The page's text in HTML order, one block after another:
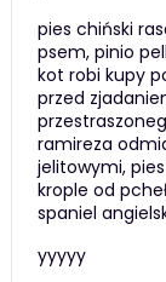
pies chiński
psem, pinio
kot robi kupy
przed
ramireza
jelitowymi,
krople od
spaniel
yyyyy